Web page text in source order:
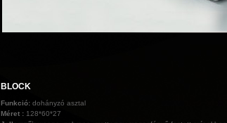
BLOCK
Funkció: dohányzó asztal
Méret : 128*60*27